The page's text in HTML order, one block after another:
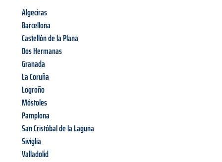
Algeciras
Barcellona
Castellón de la Plana
Dos Hermanas
Granada
La Coruña
Logroño
Móstoles
Pamplona
San Cristóbal de la Laguna
Siviglia
Valladolid